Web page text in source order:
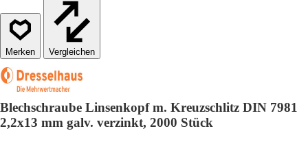
Vergleichen
Blechschraube Linsenkopf m. Kreuzschlitz DIN 7981
2,2x13 mm galv. verzinkt, 2000 Stück